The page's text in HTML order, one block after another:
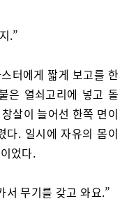
.”
터에게 짧게 보고를 한
은 열쇠고리에 넣고 돌
살이 늘어선 한쪽 면이
다. 일시에 자유의 몸이
었다.
서 무기를 갖고 와요.”